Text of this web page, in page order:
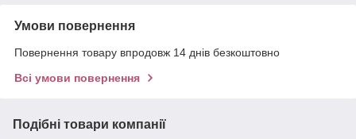
Умови повернення
Повернення товару впродовж 14 днів безкоштовно
Всі умови повернення
Подібні товари компанії